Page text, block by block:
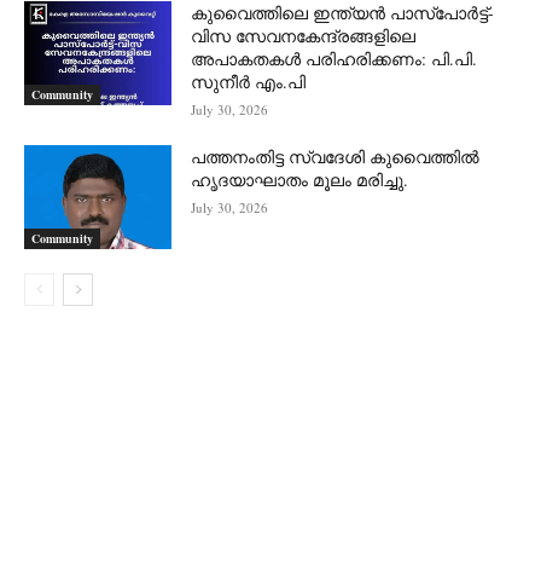
Community
കുവൈത്തിലെ ഇന്ത്യൻ പാസ്‌പോർട്ട്-
വിസ സേവനകേന്ദ്രങ്ങളിലെ
അപാകതകൾ പരിഹരിക്കണം: പി.പി.
സുനീർ എം.പി
July 30, 2026
Community
പത്തനംതിട്ട സ്വദേശി കുവൈത്തിൽ
ഹൃദയാഘാതം മൂലം മരിച്ചു.
July 30, 2026